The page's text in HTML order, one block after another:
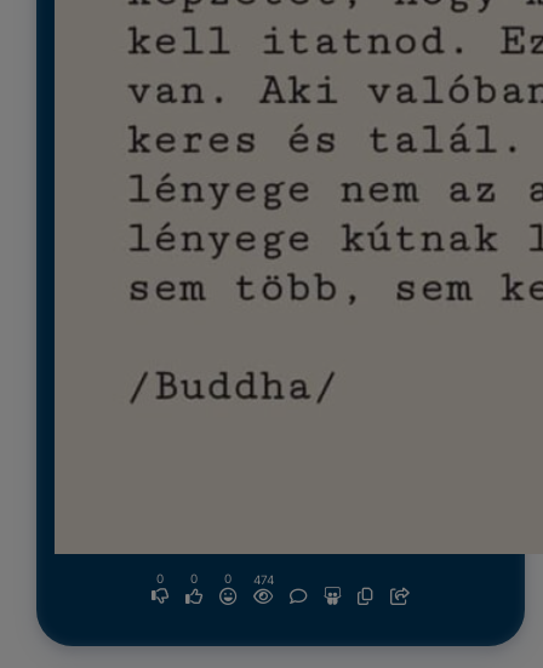
0 0 0 474